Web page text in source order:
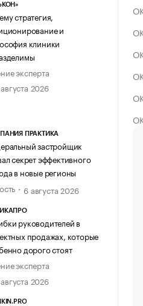
стратегия,
и
клиники
эксперта
2026
ПРАКТИКА
застройщик
секрет эффективного
в новые регионы
6 августа 2026
руководителей в
продажах, которые
дорого стоят
эксперта
2026